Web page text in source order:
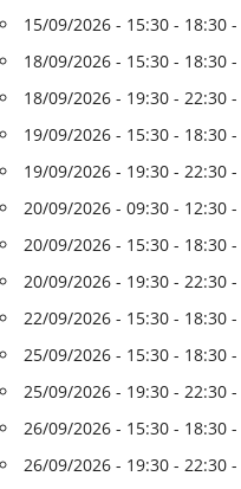
15/09/2026 - 15:30 - 18:30 -
18/09/2026 - 15:30 - 18:30 -
18/09/2026 - 19:30 - 22:30 -
19/09/2026 - 15:30 - 18:30 -
19/09/2026 - 19:30 - 22:30 -
20/09/2026 - 09:30 - 12:30 -
20/09/2026 - 15:30 - 18:30 -
20/09/2026 - 19:30 - 22:30 -
22/09/2026 - 15:30 - 18:30 -
25/09/2026 - 15:30 - 18:30 -
25/09/2026 - 19:30 - 22:30 -
26/09/2026 - 15:30 - 18:30 -
26/09/2026 - 19:30 - 22:30 -